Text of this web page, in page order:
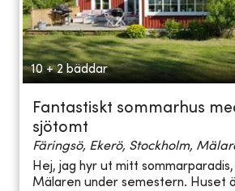
10 + 2 bäddar
Fantastiskt sommarhus
sjötomt
Färingsö, Ekerö, Stockholm,
Hej, jag hyr ut mitt
Mälaren under semestern. Huset